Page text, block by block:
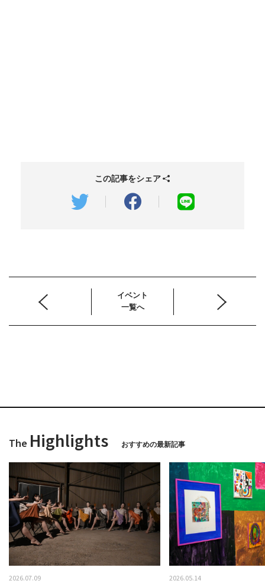
この記事をシェア
イベント
一覧へ
The Highlights おすすめの最新記事
2026.07.09 2026.05.14